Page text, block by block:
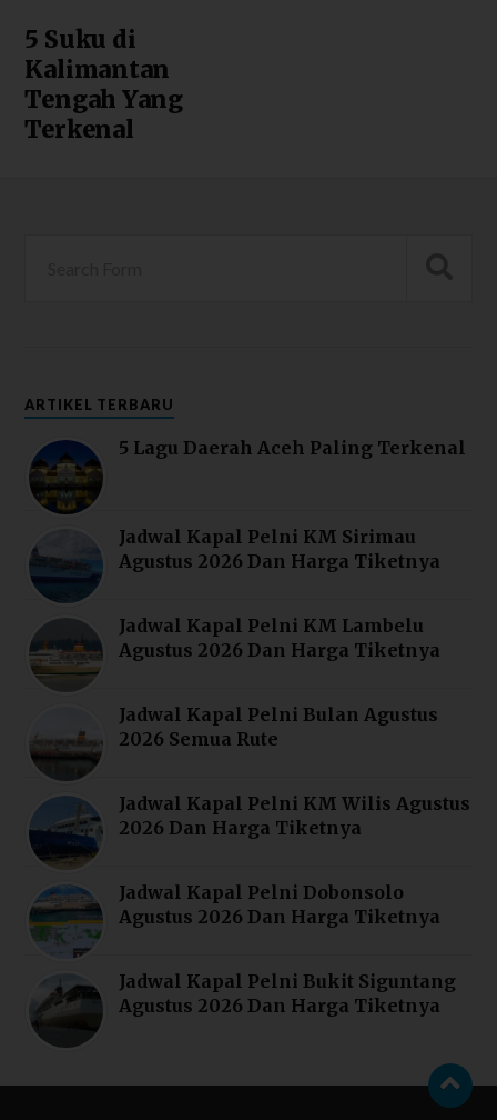
5 Suku di
Kalimantan
Tengah Yang
Terkenal
ARTIKEL TERBARU
5 Lagu Daerah Aceh Paling Terkenal
Jadwal Kapal Pelni KM Sirimau
Agustus 2026 Dan Harga Tiketnya
Jadwal Kapal Pelni KM Lambelu
Agustus 2026 Dan Harga Tiketnya
Jadwal Kapal Pelni Bulan Agustus
2026 Semua Rute
Jadwal Kapal Pelni KM Wilis Agustus
2026 Dan Harga Tiketnya
Jadwal Kapal Pelni Dobonsolo
Agustus 2026 Dan Harga Tiketnya
Jadwal Kapal Pelni Bukit Siguntang
Agustus 2026 Dan Harga Tiketnya